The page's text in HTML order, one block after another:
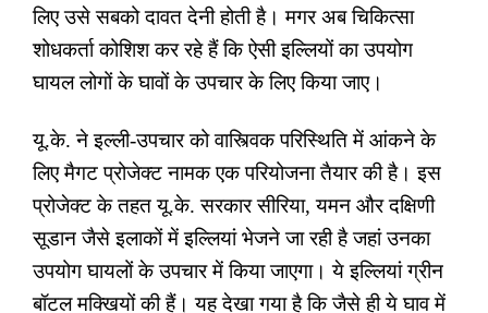
लिए उसे सबको दावत देनी होती है। मगर अब चिकित्सा
शोधकर्ता कोशिश कर रहे हैं कि ऐसी इल्लियों का उपयोग
घायल लोगों के घावों के उपचार के लिए किया जाए।
यू.के. ने इल्ली-उपचार को वास्त्विक परिस्थिति में आंकने के
लिए मैगट प्रोजेक्ट नामक एक परियोजना तैयार की है। इस
प्रोजेक्ट के तहत यू.के. सरकार सीरिया,यमन और दक्षिणी
सूडान जैसे इलाकों में इल्लियां भेजने जा रही है जहां उनका
उपयोग घायलों के उपचार में किया जाएगा। ये इल्लियां ग्रीन
बॉटल मक्खियों की हैं। यह देखा गया है कि जैसे ही ये घाव में